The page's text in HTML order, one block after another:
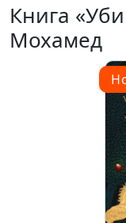
Книга
Мохамед